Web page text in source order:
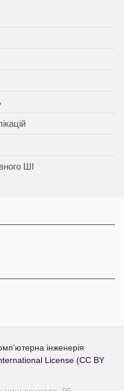
ШІ
інженерія
License (CC BY